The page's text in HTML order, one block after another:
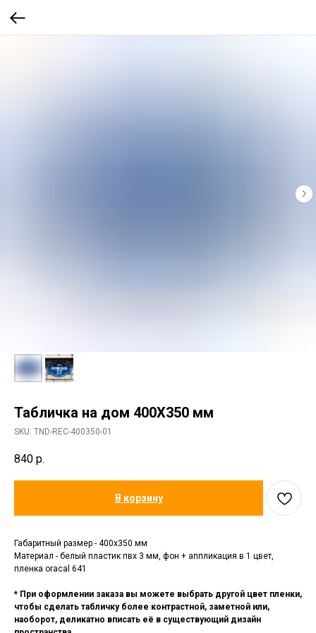
Табличка на дом 400Х350 мм
SKU: TND-REC-400350-01
840 р.
В корзину
Габаритный размер - 400х350 мм
Материал - белый пластик пвх 3 мм, фон + аппликация в 1 цвет,
пленка oracal 641
* При оформлении заказа вы можете выбрать другой цвет пленки,
чтобы сделать табличку более контрастной, заметной или,
наоборот, деликатно вписать её в существующий дизайн